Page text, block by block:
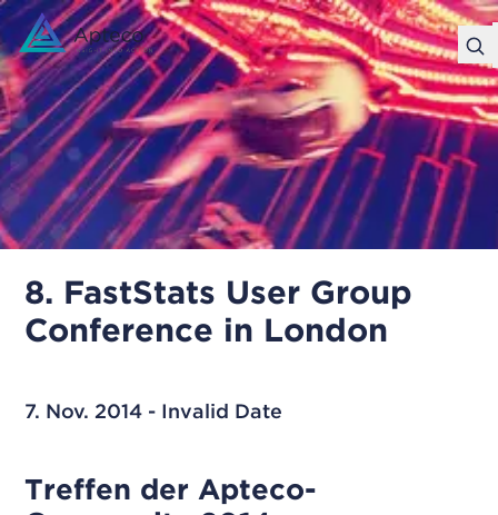
8. FastStats User Group
Conference in London
7. Nov. 2014 - Invalid Date
Treffen der Apteco-